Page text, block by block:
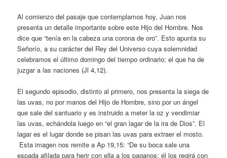
Al comienzo del pasaje que contemplamos hoy, Juan nos
presenta un detalle importante sobre este Hijo del Hombre. Nos
dice que “tenía en la cabeza una corona de oro”. Esto apunta su
Señorío, a su carácter del Rey del Universo cuya solemnidad
celebramos el último domingo del tiempo ordinario; el que ha de
juzgar a las naciones (Jl 4,12).
El segundo episodio, distinto al primero, nos presenta la siega de
las uvas, no por manos del Hijo de Hombre, sino por un ángel
que sale del santuario y es instruido a meter la oz y vendimiar
las uvas, echándola luego en “el gran lagar de la ira de Dios”. El
lagar es el lugar donde se pisan las uvas para extraer el mosto.
Esta imagen nos remite a Ap 19,15: “De su boca sale una
espada afilada para herir con ella a los paganos; él los regirá con